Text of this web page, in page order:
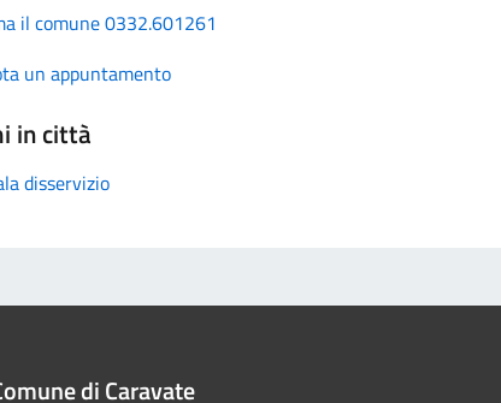
il comune 0332.601261
un appuntamento
in città
disservizio
di Caravate